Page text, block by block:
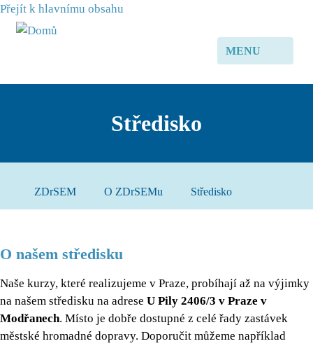
Přejít k hlavnímu obsahu
MENU
Středisko
ZDrSEM O ZDrSEMu Středisko
O našem středisku
Naše kurzy, které realizujeme v Praze, probíhají až na výjimky
na našem středisku na adrese U Pily 2406/3 v Praze v
Modřanech. Místo je dobře dostupné z celé řady zastávek
městské hromadné dopravy. Doporučit můžeme například